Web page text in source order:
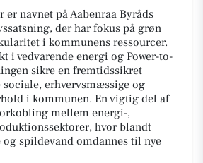
er navnet på Aabenraa Byråds
der har fokus på grøn
i kommunens ressourcer.
i vedvarende energi og Power-to-
sikre en fremtidssikret
erhvervsmæssige og
i kommunen. En vigtig del af
mellem energi-,
hvor blandt
spildevand omdannes til nye